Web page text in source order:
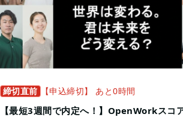
締切直前 【申込締切】 あと0時間
【最短3週間で内定へ！】OpenWorkスコ